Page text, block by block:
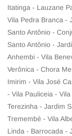
Itatinga - Lauzane
Vila Pedra Branca -
Santo Antônio -
Santo Antônio -
Anhembi - Vila
Verônica - Chora
Imirim - Vila José
- Vila Pauliceia -
Terezinha - Jardim
Tremembé - Vila
Linda - Barrocada -